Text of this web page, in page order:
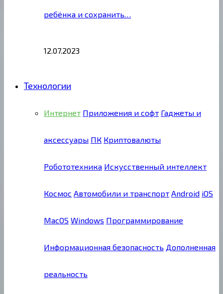
ребёнка и сохранить…
12.07.2023
Технологии
Интернет Приложения и софт Гаджеты и
аксессуары ПК Криптовалюты
Робототехника Искусственный интеллект
Космос Автомобили и транспорт Android iOS
MacOS Windows Программирование
Информационная безопасность Дополненная
реальность